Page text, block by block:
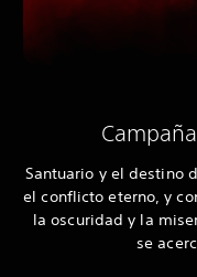
Santuario y el destino
el conflicto eterno, y
la oscuridad y la
se